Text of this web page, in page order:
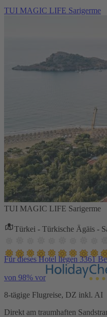
TUI MAGIC LIFE Sarigerme
TUI MAGIC LIFE Sarigerme
Türkei - Türkische Ägäis -
Für dieses Hotel liegen 3361
von 98% vor
8-tägige Flugreise, DZ inkl. AI
Direkt am traumhaften